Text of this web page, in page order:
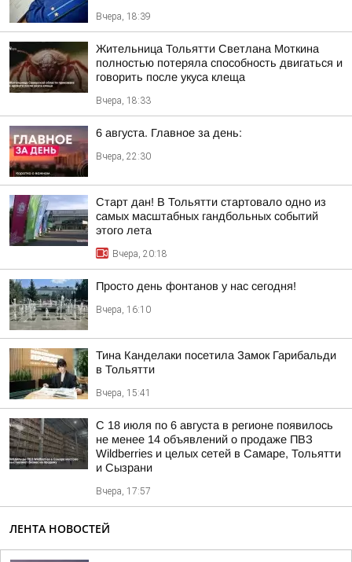
Вчера, 18:39
Жительница Тольятти Светлана Моткина
полностью потеряла способность двигаться и
говорить после укуса клеща
Вчера, 18:33
6 августа. Главное за день:
Вчера, 22:30
Старт дан! В Тольятти стартовало одно из
самых масштабных гандбольных событий
этого лета
Вчера, 20:18
Просто день фонтанов у нас сегодня!
Вчера, 16:10
Тина Канделаки посетила Замок Гарибальди
в Тольятти
Вчера, 15:41
С 18 июля по 6 августа в регионе появилось
не менее 14 объявлений о продаже ПВЗ
Wildberries и целых сетей в Самаре, Тольятти
и Сызрани
Вчера, 17:57
ЛЕНТА НОВОСТЕЙ